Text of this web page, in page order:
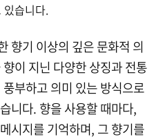
있습니다.
향기 이상의 깊은 문화적 의
이 지닌 다양한 상징과 전통
부하고 의미 있는 방식으로
니다. 향을 사용할 때마다,
시지를 기억하며, 그 향기를